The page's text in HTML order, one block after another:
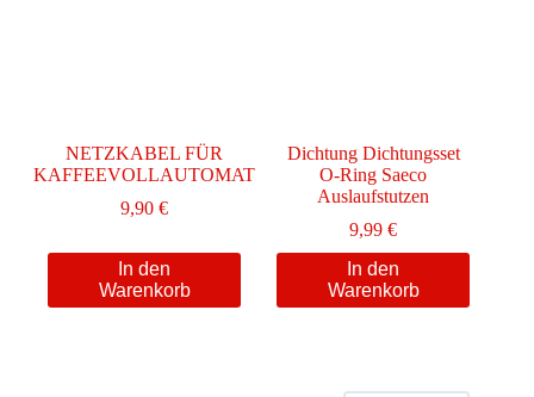
NETZKABEL FÜR
KAFFEEVOLLAUTOMAT
9,90€
In den
Warenkorb
Dichtung Dichtungsset
O-Ring Saeco
Auslaufstutzen
9,99€
In den
Warenkorb